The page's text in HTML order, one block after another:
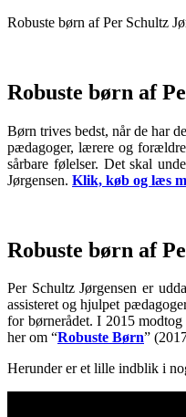
Robuste børn af Per Schultz
Robuste børn af
Børn trives bedst, når de har
pædagoger, lærere og
sårbare følelser. Det skal
Jørgensen. Klik, køb og læs
Robuste børn af
Per Schultz Jørgensen er
assisteret og hjulpet
for børnerådet. I 2015
her om “Robuste Børn”
Herunder er et lille indblik i